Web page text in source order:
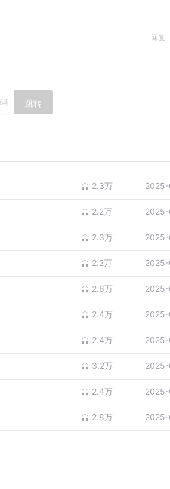
回复
跳转
2.3万
2.2万
2.3万
2.2万
2.6万
2.4万
2.4万
3.2万
2.4万
2.8万